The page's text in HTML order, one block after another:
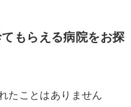
もらえる病院をお探
たことはありません